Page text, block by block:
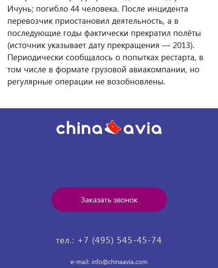
Ичунь; погибло 44 человека. После инцидента
перевозчик приостановил деятельность, а в
последующие годы фактически прекратил полёты
(источник указывает дату прекращения — 2013).
Периодически сообщалось о попытках рестарта, в
том числе в формате грузовой авиакомпании, но
регулярные операции не возобновлены.
Заказать звонок
тел.: +7 (495) 545-45-74
e-mail: info@chinaavia.com